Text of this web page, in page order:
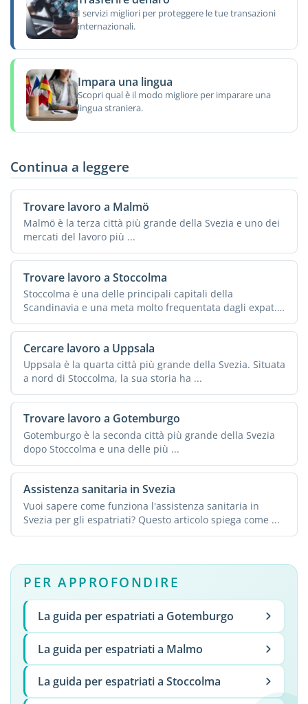
I servizi migliori per proteggere le tue transazioni
internazionali.
Impara una lingua
Scopri qual è il modo migliore per imparare una
lingua straniera.
Continua a leggere
Trovare lavoro a Malmö
Malmö è la terza città più grande della Svezia e uno dei
mercati del lavoro più ...
Trovare lavoro a Stoccolma
Stoccolma è una delle principali capitali della
Scandinavia e una meta molto frequentata dagli expat.
La ...
Cercare lavoro a Uppsala
Uppsala è la quarta città più grande della Svezia. Situata
a nord di Stoccolma, la sua storia ha ...
Trovare lavoro a Gotemburgo
Gotemburgo è la seconda città più grande della Svezia
dopo Stoccolma e una delle più ...
Assistenza sanitaria in Svezia
Vuoi sapere come funziona l'assistenza sanitaria in
Svezia per gli espatriati? Questo articolo spiega come ...
PER APPROFONDIRE
La guida per espatriati a Gotemburgo
La guida per espatriati a Malmo
La guida per espatriati a Stoccolma